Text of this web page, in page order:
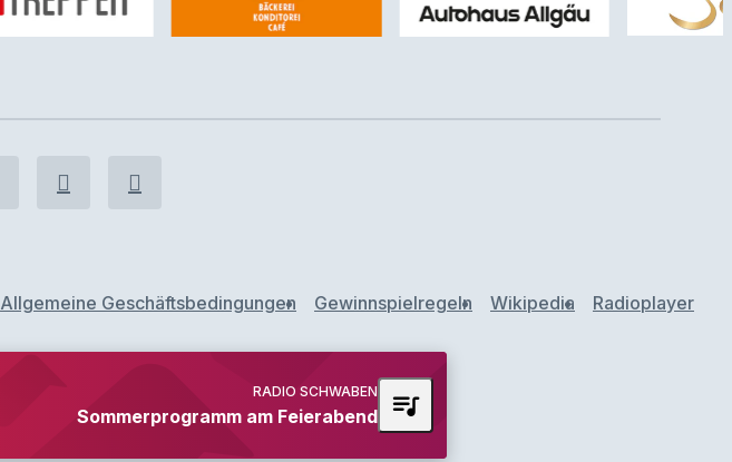
Allgemeine Geschäftsbedingungen Gewinnspielregeln Wikipedia Radioplayer
Sommerprogramm am Feierabend
RADIO SCHWABEN queue_music